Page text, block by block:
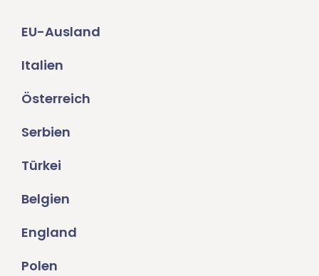
EU-Ausland
Italien
Österreich
Serbien
Türkei
Belgien
England
Polen